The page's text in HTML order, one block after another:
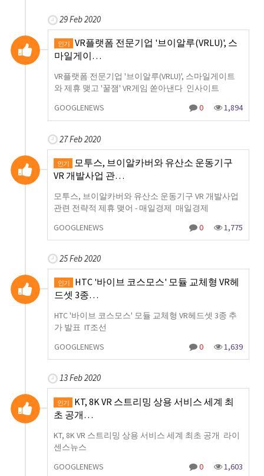
29 Feb 2020
인기
VR플랫폼 전문기업 '브이알루(VRLU)', 스
마일게이…
VR플랫폼 전문기업 '브이알루(VRLU)', 스마일게이트
와 제휴 맺고 '꿀잼' VR게임 쏟아낸다 인사이트
GOOGLENEWS
0 1,894
27 Feb 2020
인기
모투스, 브이알카버와 유산소 운동기구
VR 개발사업 관…
모투스, 브이알카버와 유산소 운동기구 VR 개발사업
관련 전략적 제휴 맺어 - 매일경제 매일경제
GOOGLENEWS
0 1,775
25 Feb 2020
인기
HTC '바이브 코스모스' 모듈 교체형 VR헤
드셋 3종…
HTC '바이브 코스모스' 모듈 교체형 VR헤드셋 3종 추
가 발표 IT조선
GOOGLENEWS
0 1,639
13 Feb 2020
인기
KT, 8K VR 스트리밍 상용 서비스 세계 최
초 공개…
KT, 8K VR 스트리밍 상용 서비스 세계 최초 공개 라이
센스뉴스
GOOGLENEWS
0 1,603